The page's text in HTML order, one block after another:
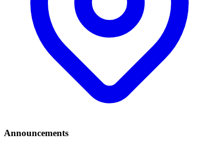
Announcements